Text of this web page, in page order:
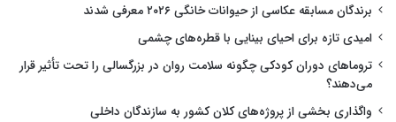
برندگان مسابقه عکاسی از حیوانات خانگی ۲۰۲۶ معرفی شدند
امیدی تازه برای احیای بینایی با قطره‌های چشمی
تروماهای دوران کودکی چگونه سلامت روان در بزرگسالی را تحت تأثیر قرار
می‌دهند؟
واگذاری بخشی از پروژه‌های کلان کشور به سازندگان داخلی